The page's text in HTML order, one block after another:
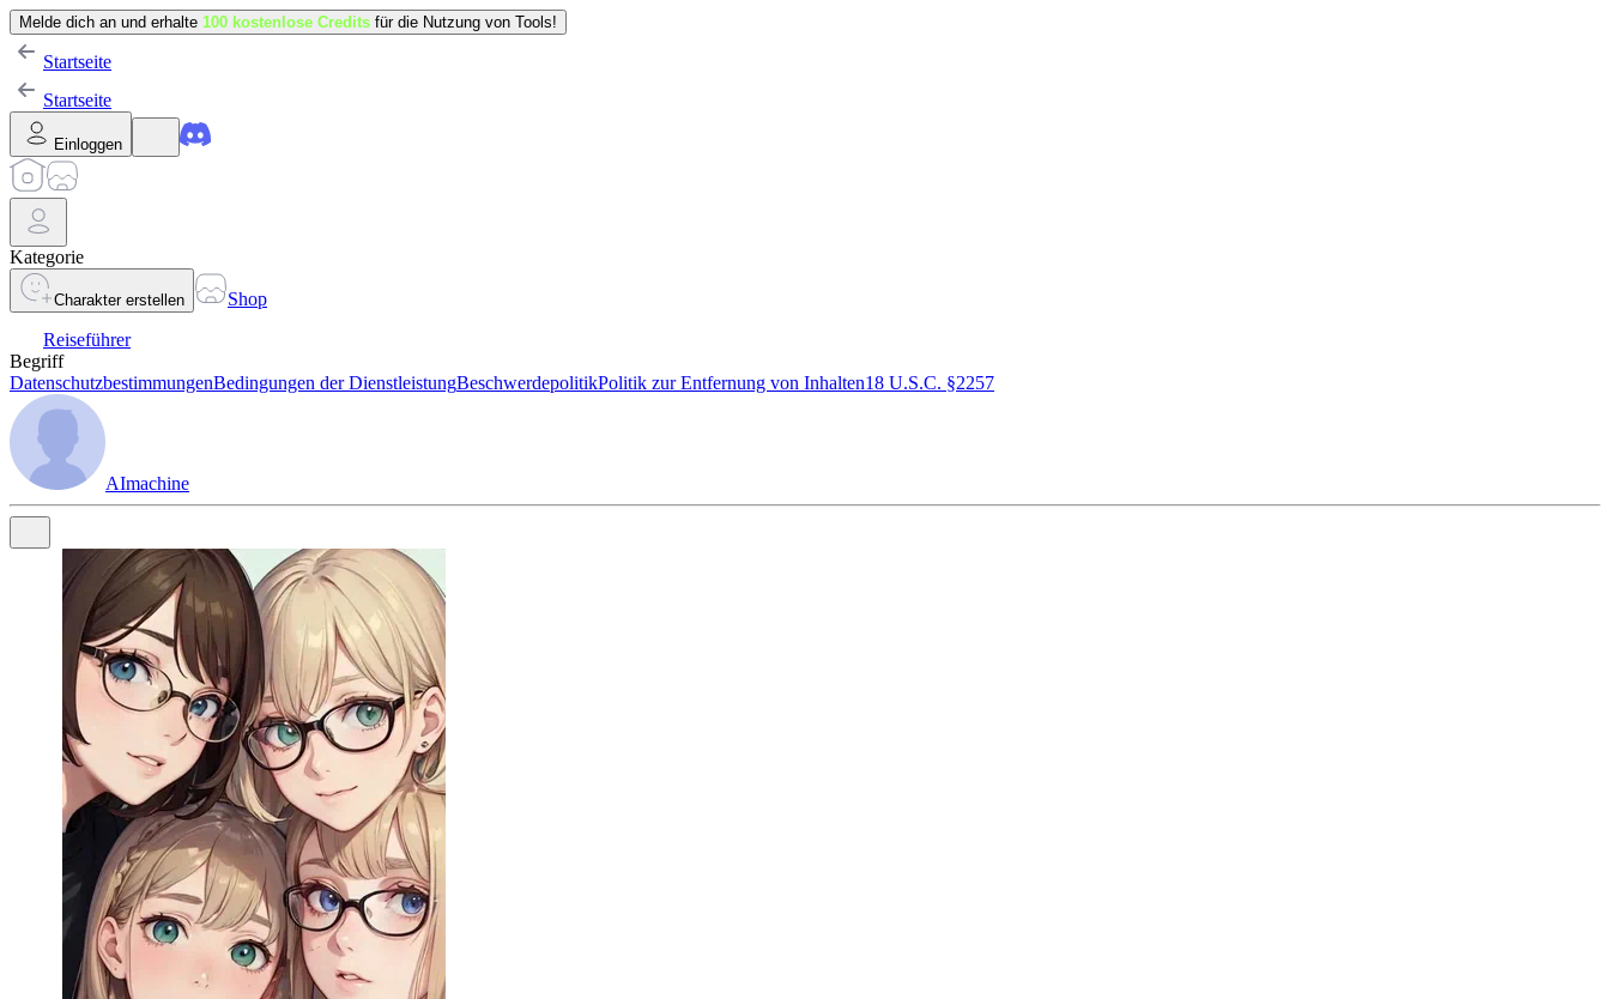
Melde dich an und erhalte 100 kostenlose Credits für die Nutzung von Tools!
Startseite
Startseite
Einloggen
Kategorie
Charakter erstellen
Shop
Reiseführer
Begriff
DatenschutzbestimmungenBedingungen der DienstleistungBeschwerdepolitikPolitik zur Entfernung von Inhalten18 U.S.C. §2257
AImachine